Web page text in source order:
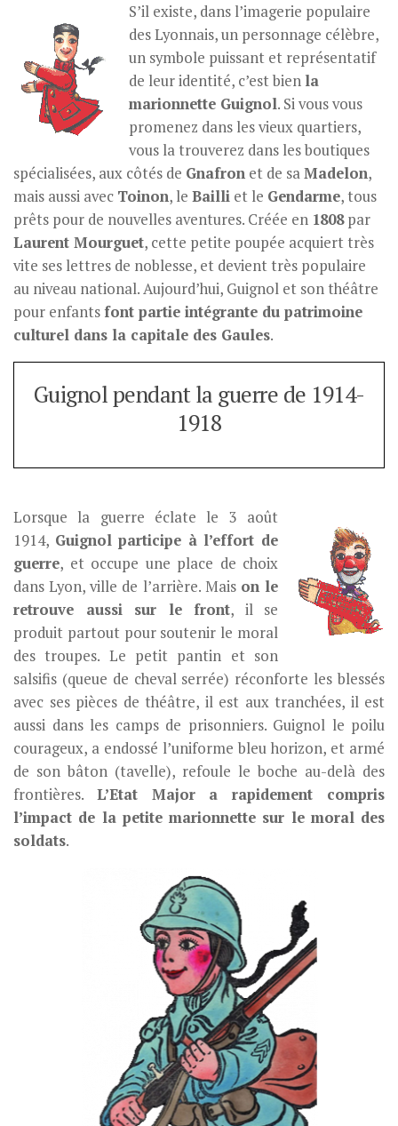
S’il existe, dans l’imagerie populaire
des Lyonnais, un personnage célèbre,
un symbole puissant et représentatif
de leur identité, c’est bien la
marionnette Guignol. Si vous vous
promenez dans les vieux quartiers,
vous la trouverez dans les boutiques
spécialisées, aux côtés de Gnafron et de saMadelon,
mais aussi avec Toinon, le Bailli et le Gendarme, tous
prêts pour de nouvelles aventures. Créée en 1808par
Laurent Mourguet, cette petite poupée acquiert très
vite ses lettres de noblesse, et devient très populaire
au niveau national. Aujourd’hui, Guignol et son théâtre
pour enfantsfont partie intégrante du patrimoine
culturel dans la capitale des Gaules.
Guignol pendant la guerre de 1914-
1918
Lorsque la guerre éclate le 3 août
1914, Guignol participe à l’effort de
guerre, et occupe une place de choix
dans Lyon, ville de l’arrière. Mais on le
retrouve aussi sur le front, il se
produit partout pour soutenir le moral
des troupes. Le petit pantin et son
salsifis (queue de cheval serrée) réconforte les blessés
avec ses pièces de théâtre, il est aux tranchées, il est
aussi dans les camps de prisonniers. Guignol le poilu
courageux, a endossé l’uniforme bleu horizon, et armé
de son bâton (tavelle), refoule le boche au-delà des
frontières. L’Etat Major a rapidement compris
l’impact de la petite marionnette sur le moral des
soldats.